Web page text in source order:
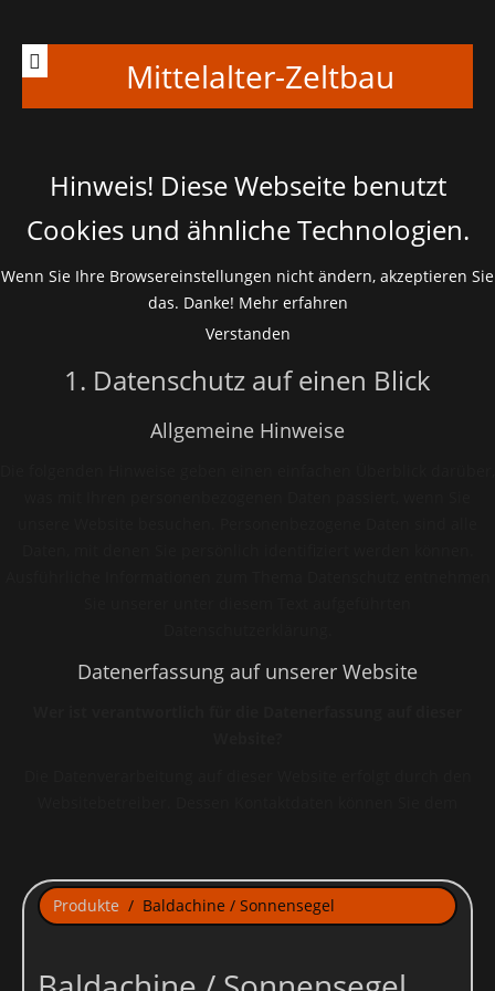
Mittelalter-Zeltbau
Hinweis! Diese Webseite benutzt
Cookies und ähnliche Technologien.
Wenn Sie Ihre Browsereinstellungen nicht ändern, akzeptieren Sie
das. Danke! Mehr erfahren
Verstanden
1. Datenschutz auf einen Blick
Allgemeine Hinweise
Datenerfassung auf unserer Website
Ihre Daten werden zum einen dadurch erhoben, dass Sie uns
diese mitteilen. Hierbei kann es sich z.B. um Daten handeln, die
Produkte Baldachine / Sonnensegel